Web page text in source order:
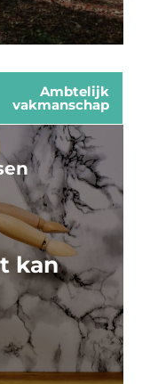
Ambtelijk
vakmanschap
kan